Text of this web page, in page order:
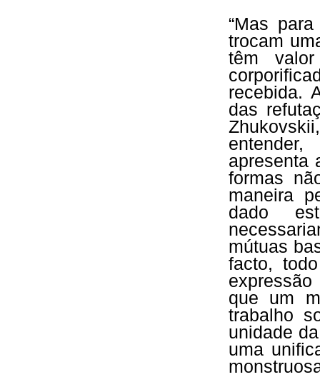
“Mas
trocam
têm
recebida.
das
apresenta
formas
maneira
dado
mútuas
facto,
que um
trabalho
unidade
uma